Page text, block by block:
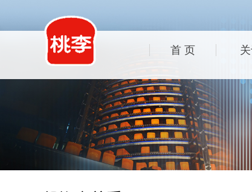
首 页